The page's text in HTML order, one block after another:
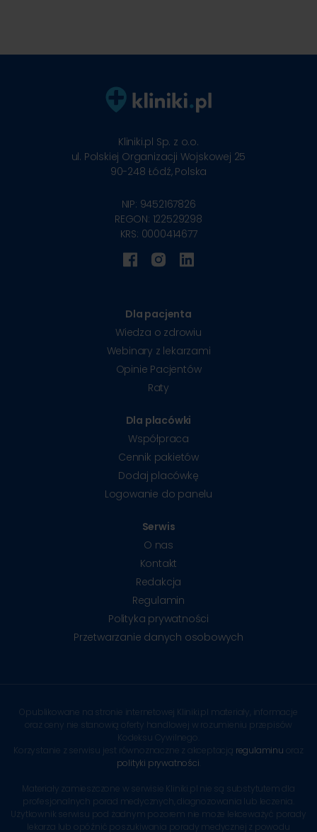
Kliniki.pl Sp. z o.o.
ul. Polskiej Organizacji Wojskowej 25
90-248 Łódź, Polska
NIP: 9452167826
REGON: 122529298
KRS: 0000414677
Dla pacjenta
Wiedza o zdrowiu
Webinary z lekarzami
Opinie Pacjentów
Raty
Dla placówki
Współpraca
Cennik pakietów
Dodaj placówkę
Logowanie do panelu
Serwis
O nas
Kontakt
Redakcja
Regulamin
Polityka prywatności
Przetwarzanie danych osobowych
Opublikowane na stronie internetowej Kliniki.pl materiały, informacje
oraz ceny nie stanowią oferty handlowej w rozumieniu przepisów
Kodeksu Cywilnego.
Korzystanie z serwisu jest równoznaczne z akceptacją regulaminu oraz
polityki prywatności
Materiały zamieszczone w serwisie Kliniki.pl nie są substytutem dla
profesjonalnych porad medycznych, diagnozowania lub leczenia.
Użytkownik serwisu pod żadnym pozorem nie może lekceważyć porady
lekarza lub opóźnić poszukiwania porady medycznej z powodu